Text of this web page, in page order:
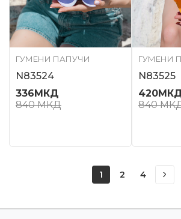
ГУМЕНИ ПАПУЧИ
N83524
336 МКД
840МКД
ГУМЕНИ
N83525
420
840
1 2 4